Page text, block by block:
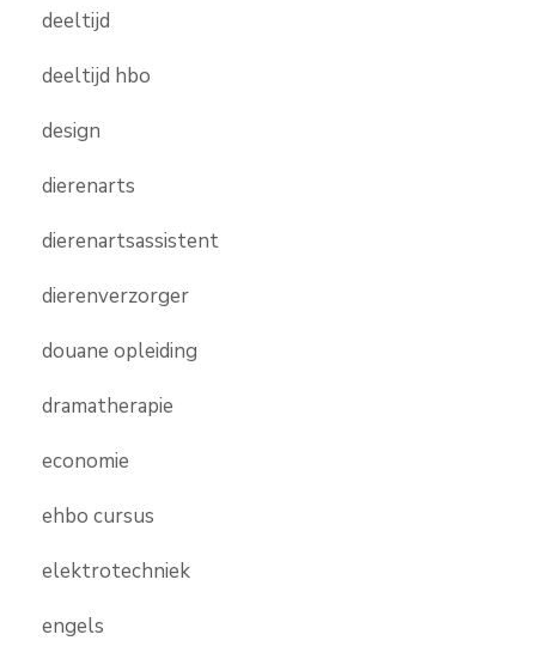
deeltijd
deeltijd hbo
design
dierenarts
dierenartsassistent
dierenverzorger
douane opleiding
dramatherapie
economie
ehbo cursus
elektrotechniek
engels